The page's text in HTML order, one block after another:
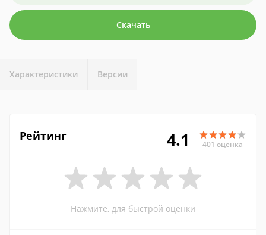
Скачать
Характеристики Версии
Рейтинг 4.1 401 оценка
Нажмите, для быстрой оценки